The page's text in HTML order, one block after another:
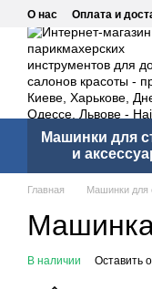
Перейти к основному
О нас Оплата и
Машинки для
и
Главная Машинки для
Машинка
В наличии Оставить